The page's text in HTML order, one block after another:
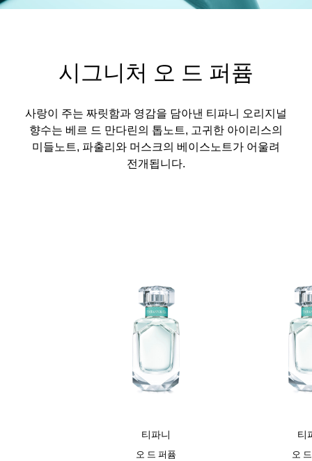
시그니처 오 드 퍼퓸
사랑이 주는 짜릿함과 영감을 담아낸 티파니 오리지널
향수는 베르 드 만다린의 톱노트, 고귀한 아이리스의
미들노트, 파출리와 머스크의 베이스노트가 어울려
전개됩니다.
티파니
오 드 퍼퓸
티
오